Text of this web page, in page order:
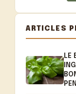
ARTICLES
LE